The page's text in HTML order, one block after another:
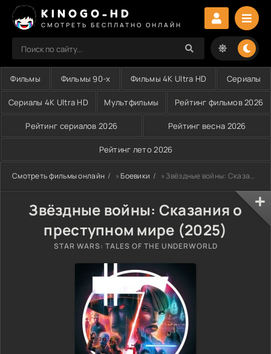
KINOGO-HD
СМОТРЕТЬ БЕСПЛАТНО ОНЛАЙН
Фильмы Фильмы 90-х Фильмы 4K Ultra HD Сериалы
Сериалы 4K Ultra HD Мультфильмы Рейтинг фильмов 2026
Рейтинг сериалов 2026 Рейтинг весна 2026
Рейтинг лето 2026
Смотреть фильмы онлайн »Боевики » Звёздные войны: Сказания о преступном мире (2025)
Звёздные войны: Сказания о
преступном мире (2025)
STAR WARS: TALES OF THE UNDERWORLD